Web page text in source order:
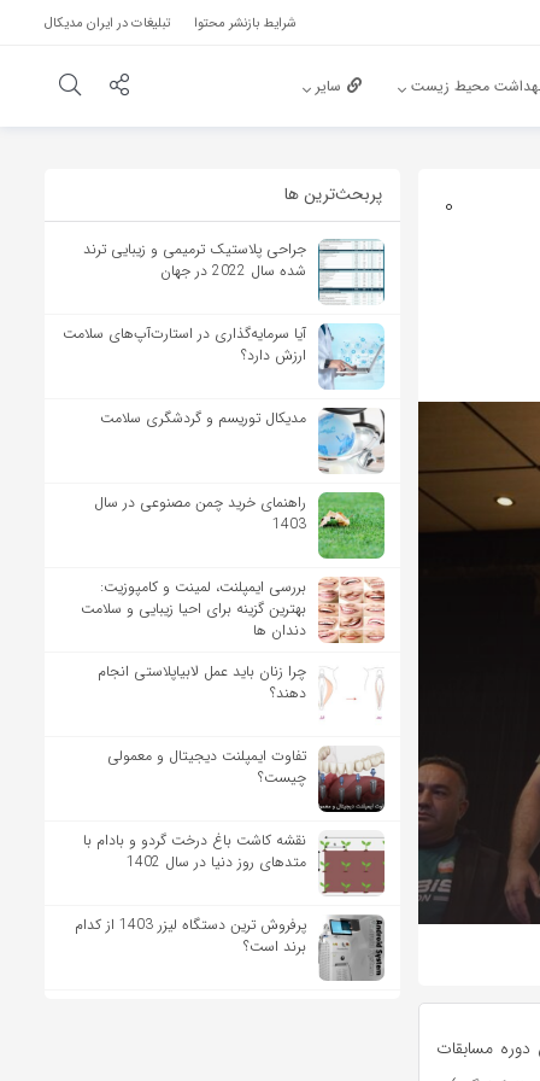
شرایط بازنشر محتوا تبلیغات در ایران مدیکال
محیط زیست سایر
0
مسابقات
پربحث‌‌ترین ها
جراحی پلاستیک ترمیمی و زیبایی ترند
شده سال 2022 در جهان
آیا سرمایه‌گذاری در استارت‌آپ‌های سلامت
ارزش دارد؟
مدیکال توریسم و گردشگری سلامت
راهنمای خرید چمن مصنوعی در سال
1403
بررسی ایمپلنت، لمینت و کامپوزیت:
بهترین گزینه برای احیا زیبایی و سلامت
دندان ها
چرا زنان باید عمل لابیاپلاستی انجام
دهند؟
تفاوت ایمپلنت دیجیتال و معمولی
چیست؟
نقشه کاشت باغ درخت گردو و بادام با
متدهای روز دنیا در سال 1402
پرفروش ترین دستگاه لیزر 1403 از کدام
برند است؟